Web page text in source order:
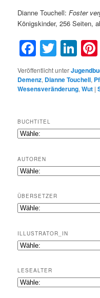
Dianne Touchell:Foster
Königskinder, 256 Seiten,
Veröffentlicht unter
Demenz, Dianne Touchell,
Wesensveränderung,Wut |
BUCHTITEL
AUTOREN
ÜBERSETZER
ILLUSTRATOR_IN
LESEALTER